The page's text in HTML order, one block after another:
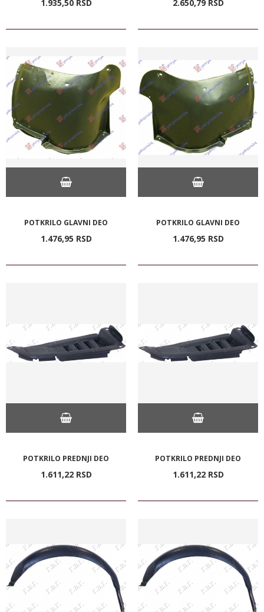
1.935,50 RSD 2.650,79 RSD
POTKRILO GLAVNI DEO
1.476,95 RSD
POTKRILO GLAVNI DEO
1.476,95 RSD
POTKRILO PREDNJI DEO
1.611,22 RSD
POTKRILO PREDNJI DEO
1.611,22 RSD